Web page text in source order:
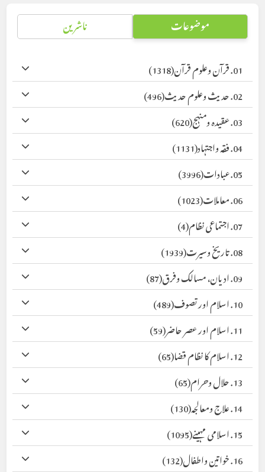
موضوعات ناشرین
01. قرآن وعلوم قرآن
(1318)
02. حدیث وعلوم حدیث
(496)
03. عقیدہ ومنہج
(620)
04. فقہ واجتہاد
(1131)
05. عبادات
(3996)
06. معاملات
(1023)
07. اجتماعی نظام
(4)
08. تاریخ وسیرت
(1939)
09. ادیان، مسالک وفرق
(87)
10. اسلام اور تصوف
(489)
11. اسلام اور عصر حاضر
(59)
12. اسلام کا نظام قضا
(65)
13. حلال وحرام
(65)
14. علاج ومعالجہ
(130)
15. اسلامی مہینے
(1095)
16. خواتین واطفال
(132)